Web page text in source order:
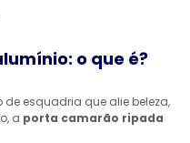
o que é?
esquadria que alie beleza,
a porta camarão ripada